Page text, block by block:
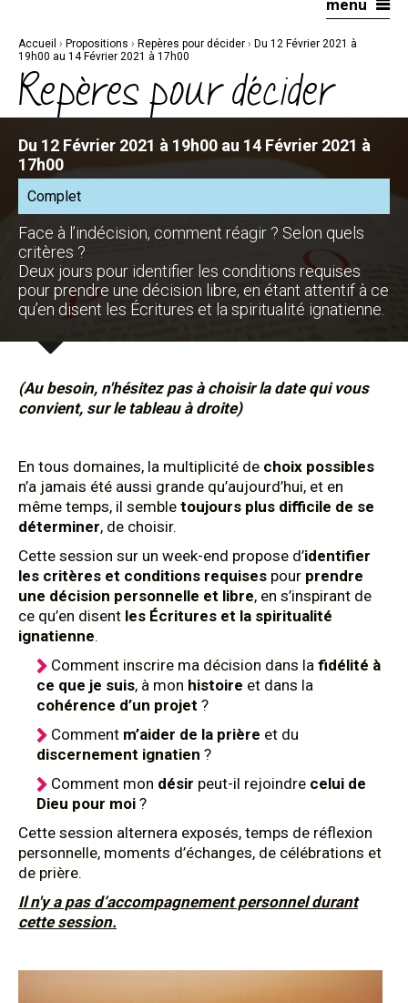
navigation
menu
Accueil › Propositions › Repères pour décider › Du 12 Février 2021 à
19h00 au 14 Février 2021 à 17h00
Repères pour décider
Du 12 Février 2021 à 19h00 au 14 Février 2021 à
17h00
Complet
Face à l’indécision, comment réagir ? Selon quels
critères ?
Deux jours pour identifier les conditions requises
pour prendre une décision libre, en étant attentif à ce
qu’en disent les Écritures et la spiritualité ignatienne.
(Au besoin, n'hésitez pas à choisir la date qui vous
convient, sur le tableau à droite)
En tous domaines, la multiplicité de choix possibles
n’a jamais été aussi grande qu’aujourd’hui, et en
même temps, il semble toujours plus difficile de se
déterminer, de choisir.
Cette session sur un week-end propose d’identifier
les critères et conditions requises pour prendre
une décision personnelle et libre, en s’inspirant de
ce qu’en disent les Écritures et la spiritualité
ignatienne.
Comment inscrire ma décision dans la fidélité à
ce que je suis, à mon histoire et dans la
cohérence d’un projet ?
Comment m’aider de la prière et du
discernement ignatien ?
Comment mon désir peut-il rejoindre celui de
Dieu pour moi ?
Cette session alternera exposés, temps de réflexion
personnelle, moments d’échanges, de célébrations et
de prière.
Il n'y a pas d’accompagnement personnel durant
cette session.